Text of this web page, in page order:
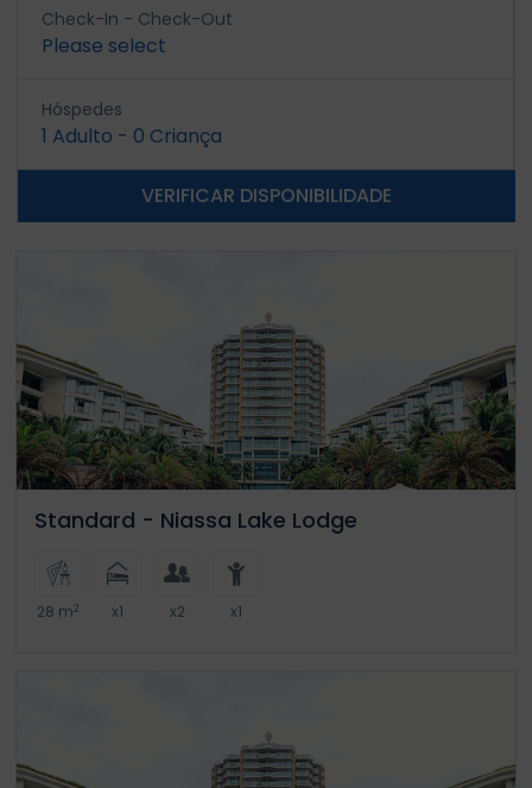
Check-In - Check-Out
Please select
Hóspedes
1 Adulto - 0 Criança
VERIFICAR DISPONIBILIDADE
Standard - Niassa Lake Lodge
28 m2 x1 x2 x1